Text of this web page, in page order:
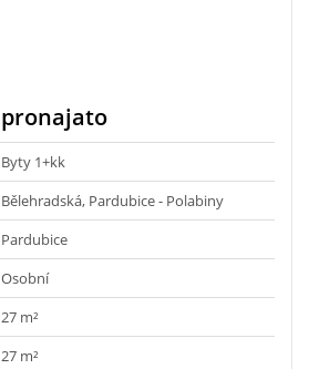
pronajato
Byty 1+kk
Bělehradská, Pardubice - Polabiny
Pardubice
Osobní
27 m²
27 m²